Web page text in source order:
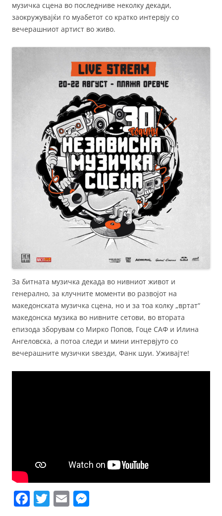
музичка сцена во последниве неколку декади,
заокружувајќи го муабетот со кратко интервју со
вечерашниот артист во живо.
За битната музичка декада во нивниот живот и
генерално, за клучните моменти во развојот на
македонската музичка сцена, но и за тоа колку „вртат“
македонска музика во нивните сетови, во втората
епизода зборувам со Мирко Попов, Гоце САФ и Илина
Ангеловска, а потоа следи и мини интервјуто со
вечерашните музички ѕвезди, Фанк шуи. Уживајте!
F T E